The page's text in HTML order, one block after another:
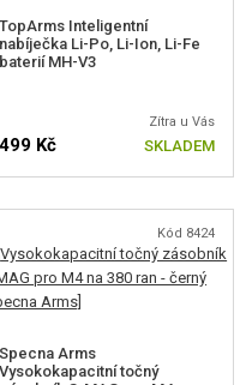
hřebenem.
kol s převodem
kolo motoru a pístu) a 8
kolo).
Specna Arms
Dark
II Bluetooth® ETU.
ESA2™.
umožňuje přístup k nastavení
. Vyznačuje se moderními
TopArms Inteligentní
nabíječka Li-Po, Li-Ion, Li-Fe
baterií MH-V3
Zítra u Vás
499 Kč SKLADEM
Kód 8424
Specna Arms
Vysokokapacitní točný